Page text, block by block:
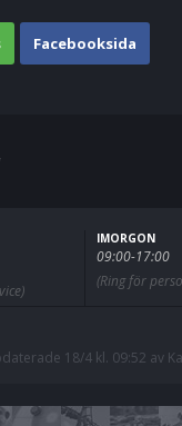
Facebooksida
IMORGON
09:00-17:00
(Ring för
18/4 kl. 09:52 av